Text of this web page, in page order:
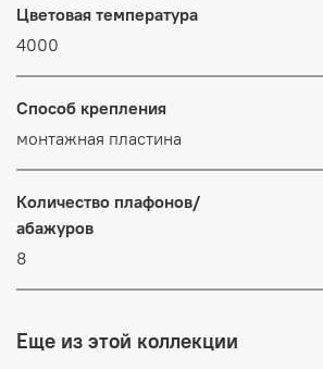
Цветовая температура
4000
Способ крепления
монтажная пластина
Количество плафонов/
абажуров
8
Еще из этой коллекции